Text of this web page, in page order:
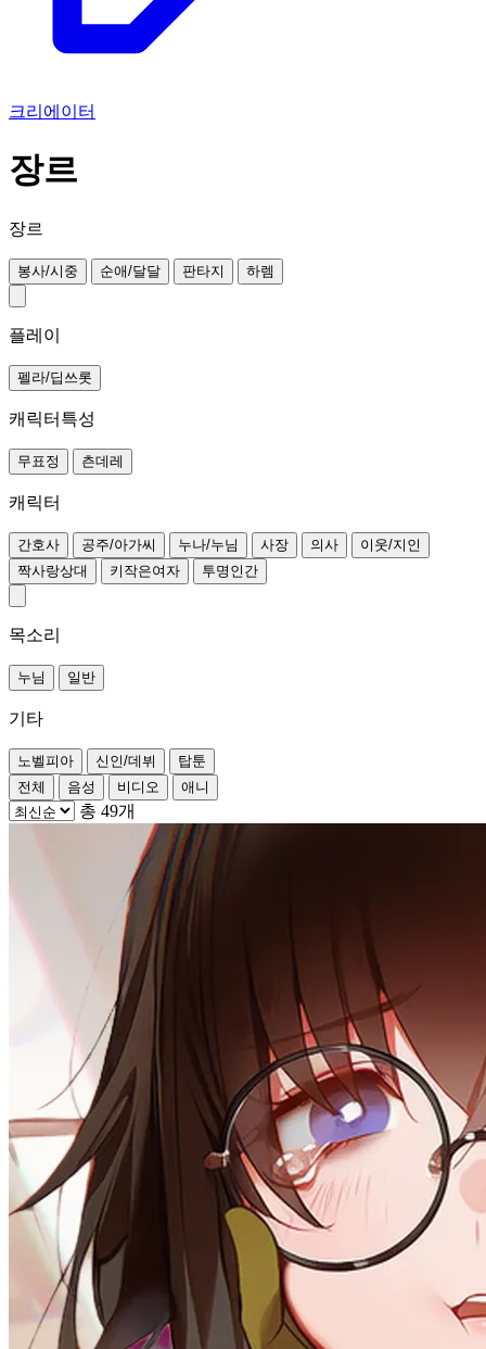
크리에이터
장르
장르
봉사/시중 순애/달달 판타지 하렘
플레이
펠라/딥쓰롯
캐릭터특성
무표정 츤데레
캐릭터
간호사 공주/아가씨 누나/누님 사장 의사
이웃/지인
짝사랑상대
키작은여자 투명인간
목소리
누님 일반
기타
노벨피아 신인/데뷔
탑툰
전체
음성 비디오 애니
총 49개